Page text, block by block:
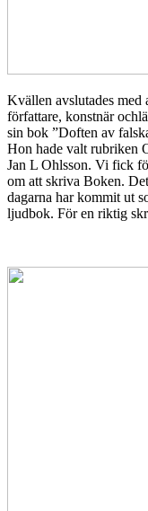
Kvällen avslutades med
författare, konstnär
sin bok ”Doften av
Hon hade valt rubriken
Jan L Ohlsson. Vi fick
om att skriva Boken.
dagarna har kommit ut
ljudbok. För en riktig